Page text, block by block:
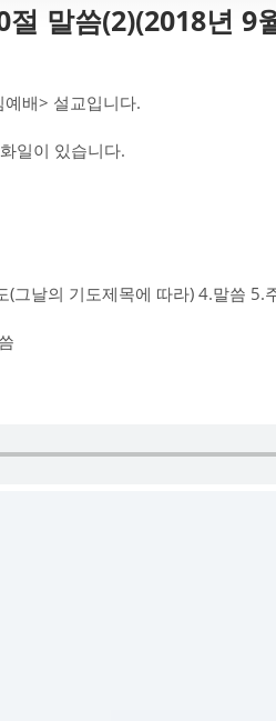
말씀(2)(2018년 9
예배> 설교입니다.
일이 있습니다.
(그날의 기도제목에 따라) 4.말씀